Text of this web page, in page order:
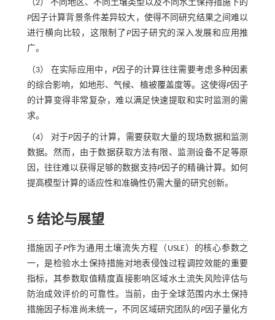
（2） 不同地区、不同土壤类型以及不同水土保持措施下的
P因子计算背景条件差异较大，使得不同研究结果之间难以
进行横向比较，这限制了 P因子研究的深入发展和应用推
广。
（3） 在实际应用中， P因子的计算往往需要考虑多种因素
的综合影响，如地形、气候、植被覆盖度等。这使得P因子
的计算变得非常复杂，难以满足快速提取和实时监测的需
求。
（4） 对于P因子的计算，需要获取大量的现场数据和监测
数据。然而，由于数据获取方法有限、监测设备不足等原
因，往往难以获得足够的数据支持P因子的精确计算。如何
提高模型计算的适应性和准确性仍需大量的研究创新。
5 结论与展望
措施因子P作为通用土壤流失方程（USLE）的核心参数之
一，是检验水土保持措施对地表侵蚀过程调控效能的重要
指标，其参数取值精度直接影响区域水土流失风险评估与
防治成效评价的可靠性。当前，由于全球范围内水土保持
措施因子标准尚未统一，不同区域研究团队的P因子量化方